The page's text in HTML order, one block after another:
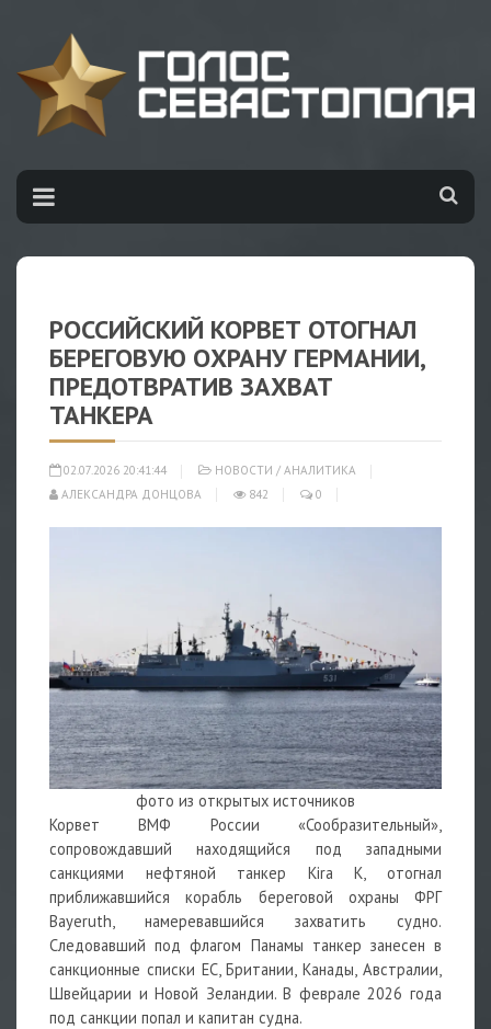
РОССИЙСКИЙ КОРВЕТ ОТОГНАЛ
БЕРЕГОВУЮ ОХРАНУ ГЕРМАНИИ,
ПРЕДОТВРАТИВ ЗАХВАТ
ТАНКЕРА
02.07.2026 20:41:44 НОВОСТИ / АНАЛИТИКА
АЛЕКСАНДРА ДОНЦОВА
842 0
фото из открытых источников
Корвет ВМФ России «Сообразительный»,
сопровождавший находящийся под западными
санкциями нефтяной танкер Kira K, отогнал
приближавшийся корабль береговой охраны ФРГ
Bayeruth, намеревавшийся захватить судно.
Следовавший под флагом Панамы танкер занесен в
санкционные списки ЕС, Британии, Канады, Австралии,
Швейцарии и Новой Зеландии. В феврале 2026 года
под санкции попал и капитан судна.